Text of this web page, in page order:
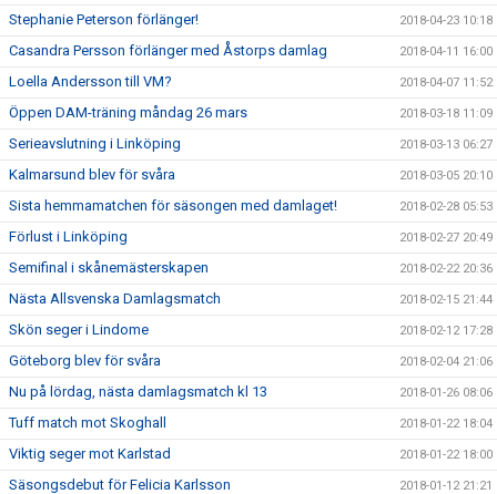
Stephanie Peterson förlänger! 2018-04-23 10:18
Casandra Persson förlänger med Åstorps damlag 2018-04-11 16:00
Loella Andersson till VM? 2018-04-07 11:52
Öppen DAM-träning måndag 26 mars 2018-03-18 11:09
Serieavslutning i Linköping 2018-03-13 06:27
Kalmarsund blev för svåra 2018-03-05 20:10
Sista hemmamatchen för säsongen med damlaget! 2018-02-28 05:53
Förlust i Linköping 2018-02-27 20:49
Semifinal i skånemästerskapen 2018-02-22 20:36
Nästa Allsvenska Damlagsmatch 2018-02-15 21:44
Skön seger i Lindome 2018-02-12 17:28
Göteborg blev för svåra 2018-02-04 21:06
Nu på lördag, nästa damlagsmatch kl 13 2018-01-26 08:06
Tuff match mot Skoghall 2018-01-22 18:04
Viktig seger mot Karlstad 2018-01-22 18:00
Säsongsdebut för Felicia Karlsson 2018-01-12 21:21